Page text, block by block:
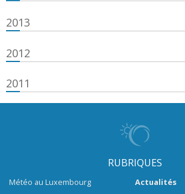
2013
2012
2011
RUBRIQUES
Météo au Luxembourg
Actualités